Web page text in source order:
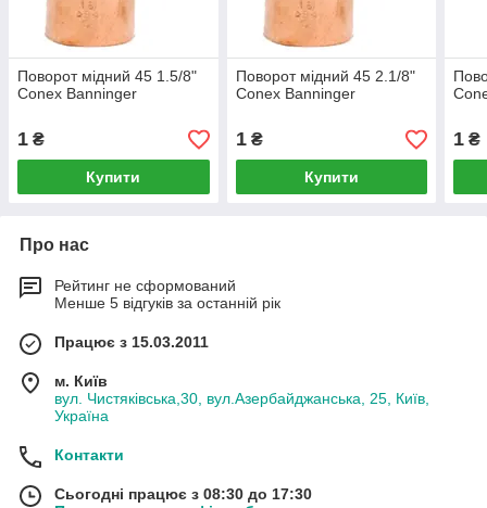
Поворот мідний 45 1.5/8"
Conex Banninger
1 ₴
Купити
Поворот мідний 45 2.1/8"
Conex Banninger
1₴
Купити
1 ₴
Про нас
Рейтинг не сформований
Менше 5 відгуків за останній рік
Працює з 15.03.2011
м. Київ
вул. Чистяківська,30, вул.Азербайджанська, 25, Київ,
Україна
Контакти
Сьогодні працює з 08:30 до 17:30